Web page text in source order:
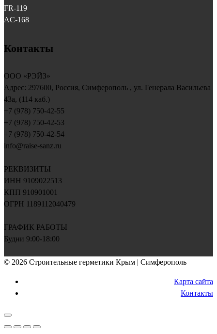
FR-119
AC-168
Контакты
ООО «РЭЙЗ»
Адрес: 297600, Россия, Симферополь , ул. Генерала Васильева
43a, (114 каб.)
+7 (978) 750-42-55
+7 (978) 750-42-53
+7 (978) 750-42-54
info@raise-sanz.ru
РЕКВИЗИТЫ
ИНН 9109022513
КПП 910901001
ОГРН 1189112040479
ГРАФИК РАБОТЫ
Будни 9:00-18:00
© 2026 Строительные герметики Крым | Симферополь
Карта сайта
Контакты